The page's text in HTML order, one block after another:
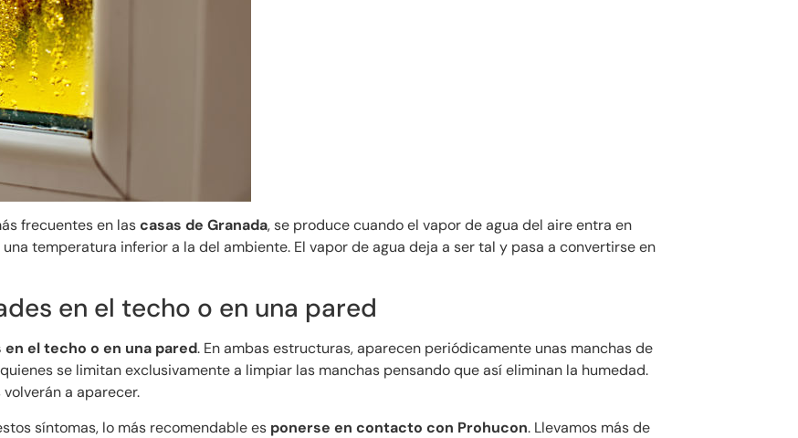
frecuentes en lascasas de Granada, se produce cuando el vapor de agua del aire entra en
temperatura inferior a la del ambiente. El vapor de agua deja a ser tal y pasa a convertirse en
en el techo o en una pared
el techo o en una pared. En ambas estructuras, aparecen periódicamente unas manchas de
se limitan exclusivamente a limpiar las manchas pensando que así eliminan la humedad.
a aparecer.
síntomas, lo más recomendable es ponerse en contacto con Prohucon. Llevamos más de